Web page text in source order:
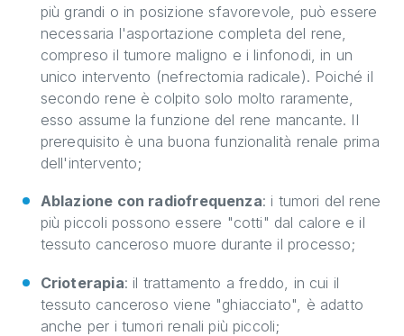
più grandi o in posizione sfavorevole, può essere
necessaria l'asportazione completa del rene,
compreso il tumore maligno e i linfonodi, in un
unico intervento (nefrectomia radicale). Poiché il
secondo rene è colpito solo molto raramente,
esso assume la funzione del rene mancante. Il
prerequisito è una buona funzionalità renale prima
dell'intervento;
Ablazione con radiofrequenza: i tumori del rene
più piccoli possono essere "cotti" dal calore e il
tessuto canceroso muore durante il processo;
Crioterapia: il trattamento a freddo, in cui il
tessuto canceroso viene "ghiacciato", è adatto
anche per i tumori renali più piccoli;